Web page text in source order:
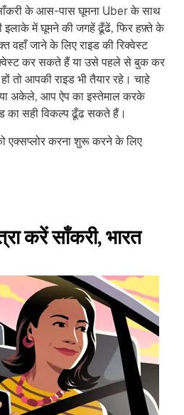
के आस-पास घूमना Uber के साथ
इलाके में घूमने की जगहें ढूँढें, फिर हफ़्ते के
वहाँ जाने के लिए राइड की रिक्वेस्ट
कर सकते हैं या उसे पहले से बुक कर
तो आपकी राइड भी तैयार रहे। चाहे
अकेले, आप ऐप का इस्तेमाल करके
का सही विकल्प ढूँढ सकते हैं।
एक्सप्लोर करना शुरू करने के लिए
करें साँकरी, भारत